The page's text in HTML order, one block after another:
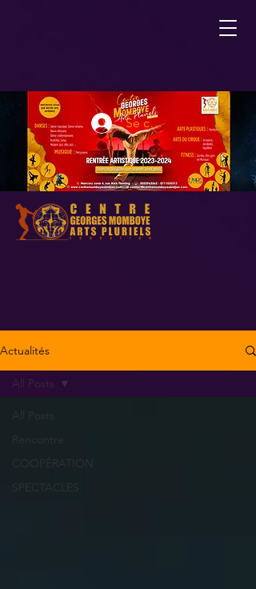
Se connecter
Actualités
All Posts
Rencontre
COOPÉRATION
SPECTACLES
All Posts